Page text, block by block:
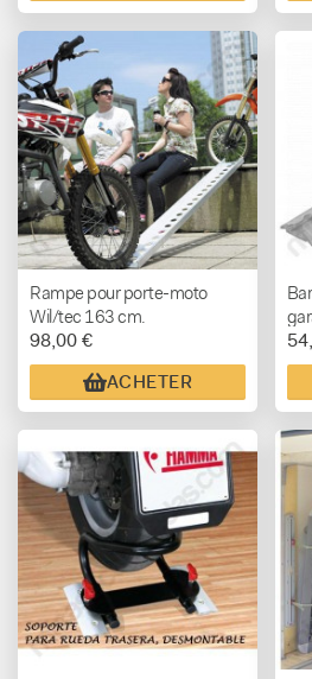
Rampe pour porte-moto
Wil/tec 163 cm.
98,00 €
ACHETER